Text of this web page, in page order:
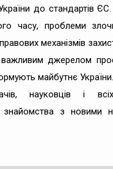
до стандартів
часу, проблеми
механізмів
джерелом
майбутнє України.
науковців і
з новими